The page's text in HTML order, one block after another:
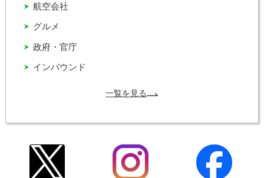
インバウンド
グルメ
政府・官庁
航空会社
一覧を見る